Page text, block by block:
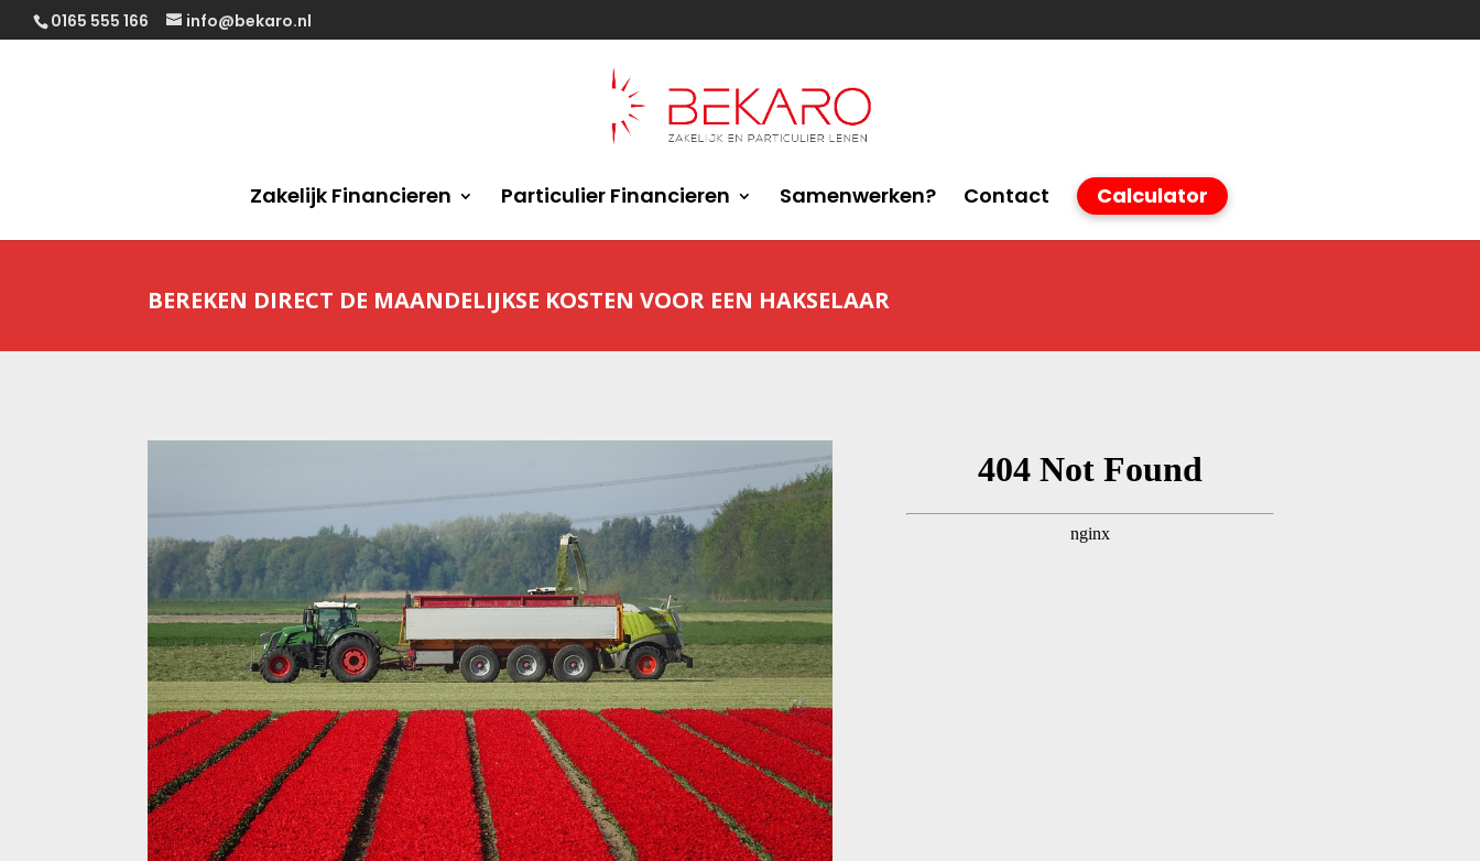
0165 555 166 info@bekaro.nl
Zakelijk Financieren Particulier Financieren Samenwerken? Contact Calculator
BEREKEN DIRECT DE MAANDELIJKSE KOSTEN VOOR EEN HAKSELAAR